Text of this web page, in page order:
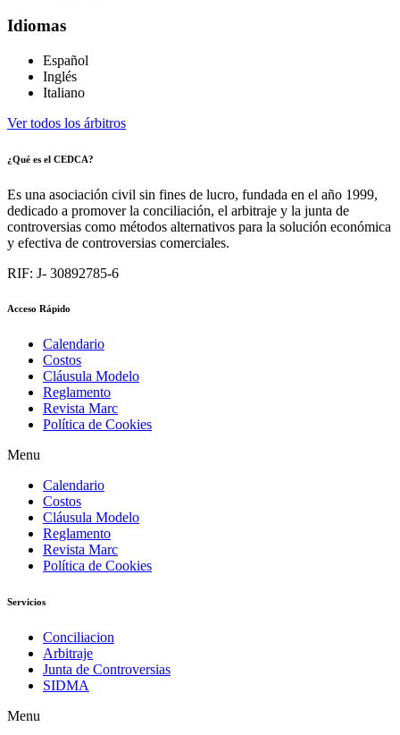
Idiomas
Español
Inglés
Italiano
Ver todos los árbitros
¿Qué es el CEDCA?
Es una asociación civil sin fines de lucro, fundada en el año 1999,
dedicado a promover la conciliación, el arbitraje y la junta de
controversias como métodos alternativos para la solución económica
y efectiva de controversias comerciales.
RIF: J- 30892785-6
Acceso Rápido
Calendario
Costos
Cláusula Modelo
Reglamento
Revista Marc
Política de Cookies
Menu
Calendario
Costos
Cláusula Modelo
Reglamento
Revista Marc
Política de Cookies
Servicios
Conciliacion
Arbitraje
Junta de Controversias
SIDMA
Menu